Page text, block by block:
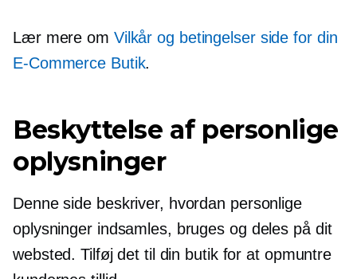
Lær mere om Vilkår og betingelser side for din
E-Commerce Butik.
Beskyttelse af personlige
oplysninger
Denne side beskriver, hvordan personlige
oplysninger indsamles, bruges og deles på dit
websted. Tilføj det til din butik for at opmuntre